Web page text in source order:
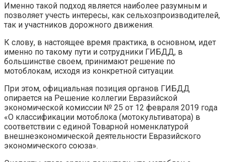
Именно такой подход является наиболее разумным и
позволяет учесть интересы, как сельхозпроизводителей,
так и участников дорожного движения.
К слову, в настоящее время практика, в основном, идет
именно по такому пути и сотрудники ГИБДД, в
большинстве своем, принимают решение по
мотоблокам, исходя из конкретной ситуации.
При этом, официальная позиция органов ГИБДД
опирается на Решение коллегии Евразийской
экономической комиссии № 25 от 12 февраля 2019 года
«О классификации мотоблока (мотокультиватора) в
соответствии с единой Товарной номенклатурой
внешнеэкономической деятельности Евразийского
экономического союза».